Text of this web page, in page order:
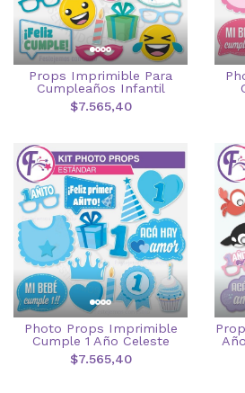
Props Imprimible Para
Cumpleaños Infantil
$7.565,40
Photo Props Imprimible
Cumple 1 Año Celeste
$7.565,40